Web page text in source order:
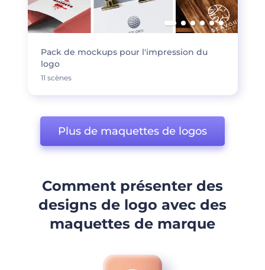
Pack de mockups pour l'impression du
logo
11 scènes
Plus de maquettes de logos
Comment présenter des
designs de logo avec des
maquettes de marque